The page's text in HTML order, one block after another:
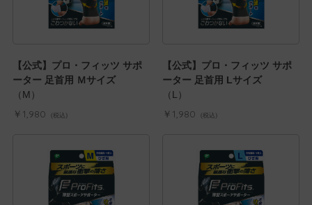
【公式】プロ・フィッツ サポ
ーター 足首用 Ｍサイズ
（M）
￥1,980 (税込)
【公式】プロ・フィッツ サポ
ーター 足首用 Lサイズ
（L）
￥1,980 (税込)